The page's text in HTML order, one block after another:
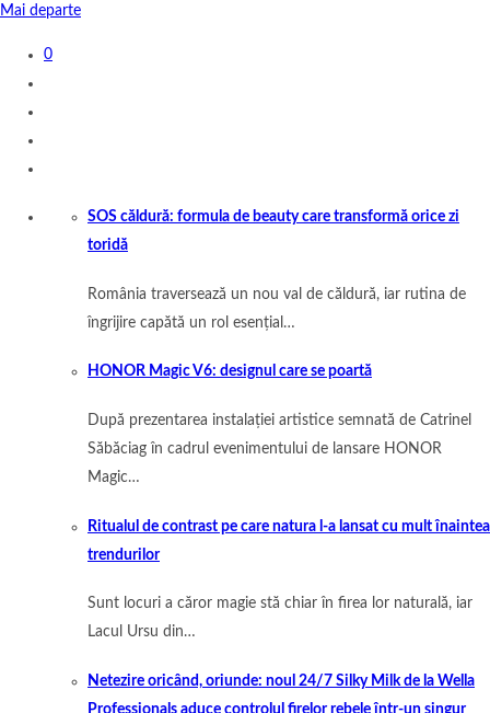
Mai departe
0
SOS căldură: formula de beauty care transformă orice zi
toridă
România traversează un nou val de căldură, iar rutina de
îngrijire capătă un rol esențial…
HONOR Magic V6: designul care se poartă
După prezentarea instalației artistice semnată de Catrinel
Săbăciag în cadrul evenimentului de lansare HONOR
Magic…
Ritualul de contrast pe care natura l-a lansat cu mult înaintea
trendurilor
Sunt locuri a căror magie stă chiar în firea lor naturală, iar
Lacul Ursu din…
Netezire oricând, oriunde: noul 24/7 Silky Milk de la Wella
Professionals aduce controlul firelor rebele într-un singur